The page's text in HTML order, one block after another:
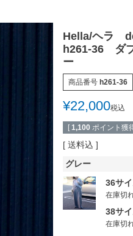
Hella/ヘラ
h261-36 ダ
ー
商品番号 h261-36
¥22,000税込
[ 1,100 ポイント獲
送料込
グレー
36サ
在庫切
38サ
在庫切